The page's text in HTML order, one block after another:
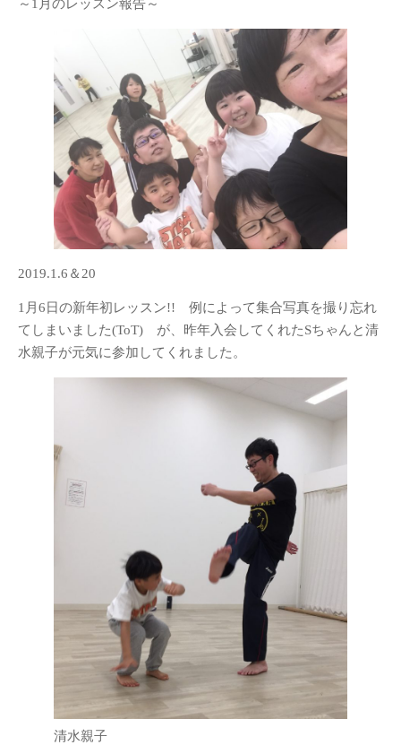
◇◇◇イオンカルチャークラブ
新潟青山店 カポエィラ・キッ
ズ＆親子クラス◇◇◇
SAMURAI CAPOEIRA オフィ
シャルサイトはこちら
～1月のレッスン報告～
2019.1.6＆20
1月6日の新年初レッスン!! 例によって集合写真を撮り忘れ
てしまいました(ToT) が、昨年入会してくれたSちゃんと清
水親子が元気に参加してくれました。
清水親子